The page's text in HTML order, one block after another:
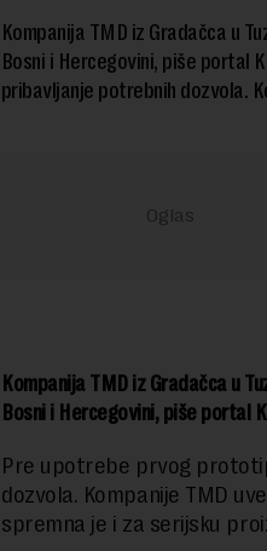
Kompanija TMD iz Gradačca u
Bosni i Hercegovini, piše
pribavljanje potrebnih dozvola.
Kompanija TMD iz Gradačca u
Bosni i Hercegovini, piše portal
Pre upotrebe prvog
dozvola. Kompanije TMD
spremna je i za serijsku